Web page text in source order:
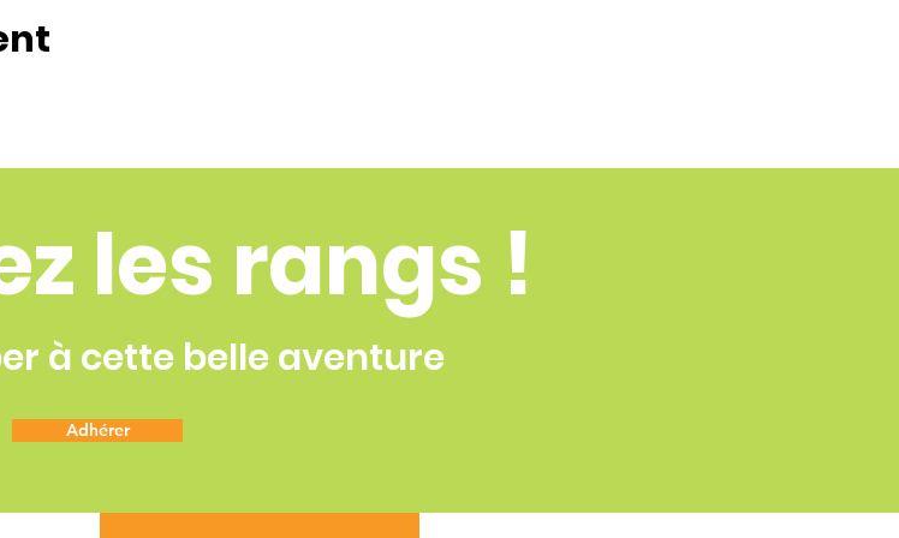
les rangs !
à cette belle aventure
Adhérer